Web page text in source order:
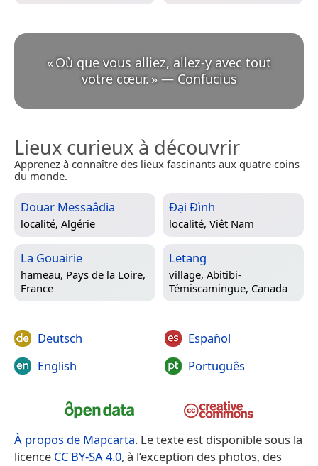
«Où que vous alliez, allez-y avec tout
votre cœur. » — Confucius
Lieux curieux à découvrir
Apprenez à connaître des lieux fascinants aux quatre coins
du monde.
Douar Messaâdia
localité, Algérie
Đại Đình
localité, Viêt Nam
La Gouairie
hameau, Pays de la Loire,
France
Letang
village, Abitibi-
Témiscamingue, Canada
Deutsch
English
Español
Português
À propos de Mapcarta. Le texte est disponible sous la
licence CC BY-SA 4.0, à l’exception des photos, des